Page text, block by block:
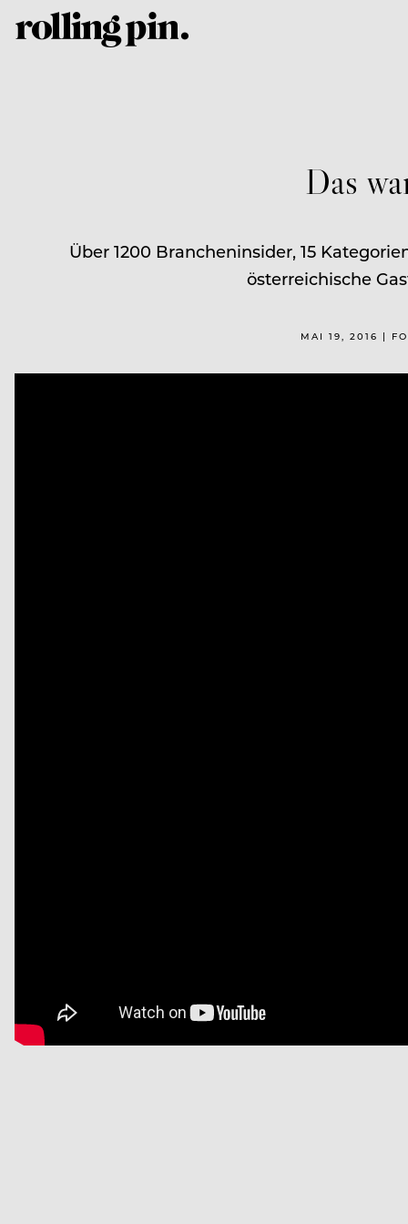
Das
Über 1200 Brancheninsider, 15
österreichische
MAI 19, 2016 |